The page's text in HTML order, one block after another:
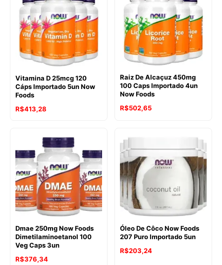
Vitamina D 25mcg 120
Cáps Importado 5un Now
Foods
R$413,28
Raiz De Alcaçuz 450mg
100 Caps Importado 4un
Now Foods
R$502,65
Dmae 250mg Now Foods
Dimetilaminoetanol 100
Veg Caps 3un
R$376,34
Óleo De Côco Now Foods
207 Puro Importado 5un
R$203,24